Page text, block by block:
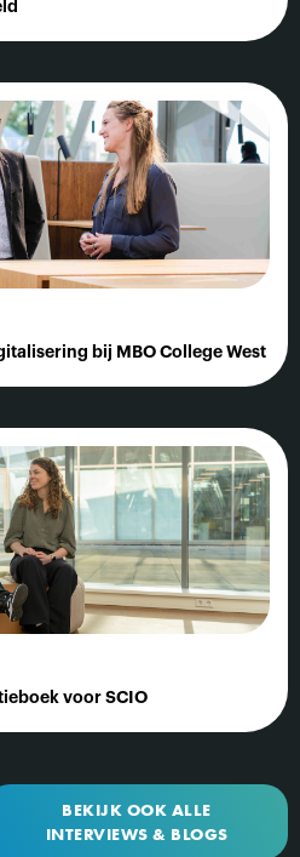
bij MBO College West
voor SCIO
BEKIJK OOK ALLE
INTERVIEWS & BLOGS